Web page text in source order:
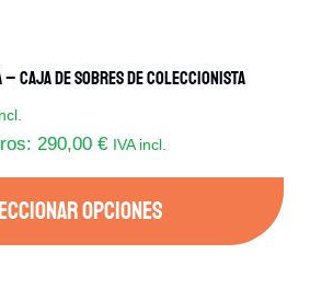
– Caja De Sobres De Coleccionista
290,00 € IVA incl.
OPCIONES